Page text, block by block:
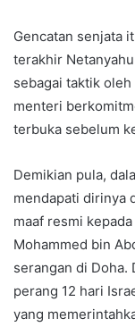
Gencatan senjata
terakhir
sebagai taktik
menteri
terbuka sebelum
Demikian pula,
mendapati dirinya
maaf resmi
Mohammed bin
serangan di Doha.
perang 12 hari
yang